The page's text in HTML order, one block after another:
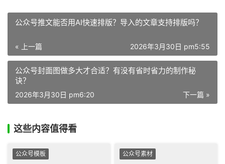
公众号推文能否用AI快速排版？导入的文章支持排版吗？
« 上一篇 2026年3月30日 pm5:55
公众号封面图做多大才合适？有没有省时省力的制作秘
诀？
下一篇 »
2026年3月30日 pm6:20
这些内容值得看
公众号模板 公众号素材